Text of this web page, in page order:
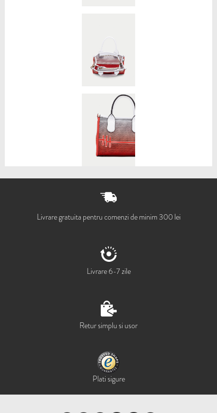
Livrare gratuita pentru comenzi de minim 300 lei
Livrare 6-7 zile
Retur simplu si usor
Plati sigure